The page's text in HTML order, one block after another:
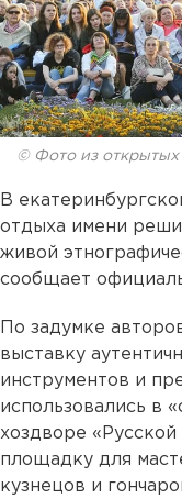
© Фото из открытых
В
отдыха имени
живой
сообщает
По задумке
выставку
инструментов и
использовались в
хоздворе
площадку для
кузнецов и